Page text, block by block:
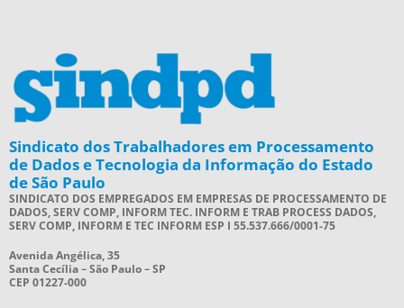
Sindicato dos Trabalhadores em Processamento
de Dados e Tecnologia da Informação do Estado
de São Paulo
SINDICATO DOS EMPREGADOS EM EMPRESAS DE PROCESSAMENTO DE
DADOS, SERV COMP, INFORM TEC. INFORM E TRAB PROCESS DADOS,
SERV COMP, INFORM E TEC INFORM ESP I 55.537.666/0001-75
Avenida Angélica, 35
Santa Cecília – São Paulo – SP
CEP 01227-000